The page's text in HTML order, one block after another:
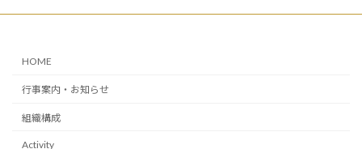
HOME
行事案内・お知らせ
組織構成
Activity